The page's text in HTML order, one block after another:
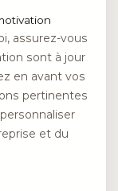
assurez-vous
sont à jour
en avant vos
pertinentes
et du